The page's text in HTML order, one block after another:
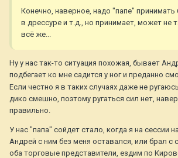
Конечно, наверное, надо "папе"
в дрессуре и т.д., но принимает, может не
всё же...
Ну у нас так-то ситуация похожая, бывает
подбегает ко мне садится у ног и преданно
Если честно я в таких случаях даже не
дико смешно, поэтому ругаться сил нет,
правильно.
У нас "папа" сойдет стало, когда я на сессии
Андрей с ним без меня оставался, или брал с
оба торговые представители, ездим по